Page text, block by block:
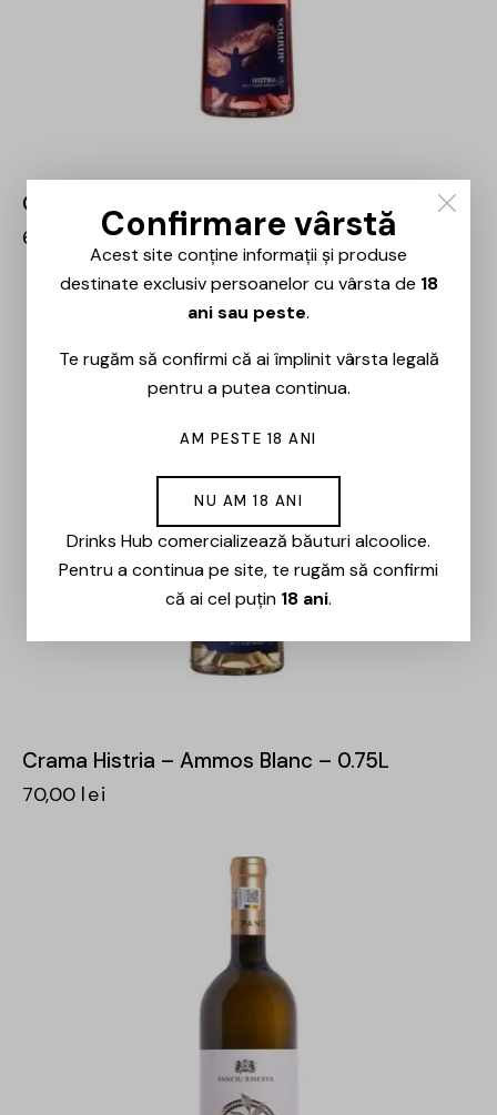
Crama Histria – Ammos Rose – 0.75L
60,00 lei
Crama Histria – Ammos Blanc – 0.75L
70,00 lei
Confirmare vârstă
Acest site conține informații și produse
destinate exclusiv persoanelor cu vârsta de 18
ani sau peste.
Te rugăm să confirmi că ai împlinit vârsta legală
pentru a putea continua.
AM PESTE 18 ANI
NU AM 18 ANI
Drinks Hub comercializează băuturi alcoolice.
Pentru a continua pe site, te rugăm să confirmi
că ai cel puțin 18 ani.